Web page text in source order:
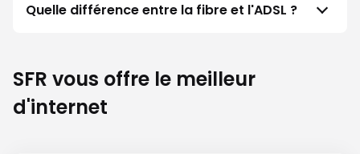
Quelle différence entre la fibre et l'ADSL ?
SFR vous offre le meilleur
d'internet